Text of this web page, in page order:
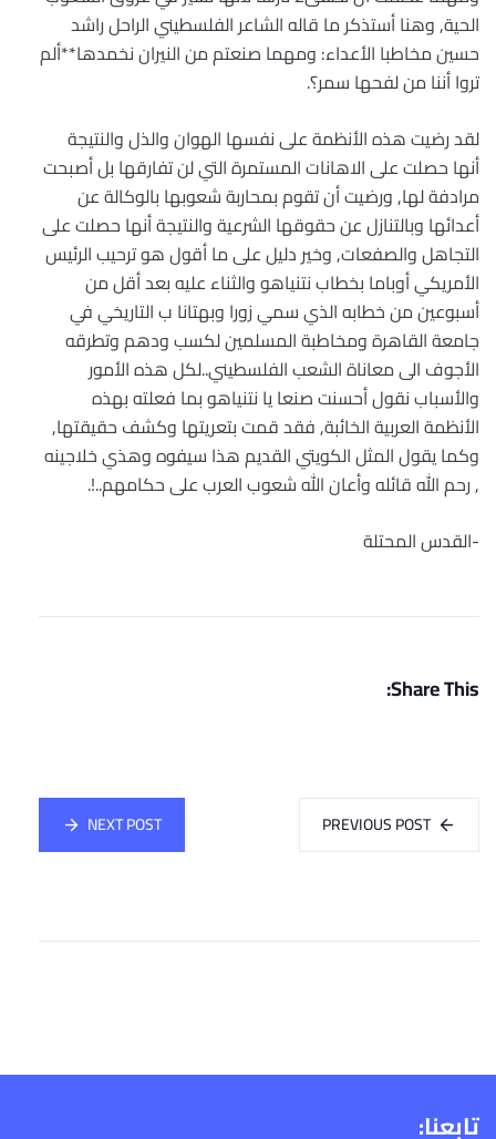
الحية, وهنا أستذكر ما قاله الشاعر الفلسطيني الراحل راشد
حسين مخاطبا الأعداء: ومهما صنعتم من النيران نخمدها**ألم
تروا أننا من لفحها سمر؟.
لقد رضيت هذه الأنظمة على نفسها الهوان والذل والنتيجة
أنها حصلت على الاهانات المستمرة التي لن تفارقها بل أصبحت
مرادفة لها, ورضيت أن تقوم بمحاربة شعوبها بالوكالة عن
أعدائها وبالتنازل عن حقوقها الشرعية والنتيجة أنها حصلت على
التجاهل والصفعات, وخير دليل على ما أقول هو ترحيب الرئيس
الأمريكي أوباما بخطاب نتنياهو والثناء عليه بعد أقل من
أسبوعين من خطابه الذي سمي زورا وبهتانا ب التاريخي في
جامعة القاهرة ومخاطبة المسلمين لكسب ودهم وتطرقه
الأجوف الى معاناة الشعب الفلسطيني..لكل هذه الأمور
والأسباب نقول أحسنت صنعا يا نتنياهو بما فعلته بهذه
الأنظمة العربية الخائبة, فقد قمت بتعريتها وكشف حقيقتها,
وكما يقول المثل الكويتي القديم هذا سيفوه وهذي خلاجينه
, رحم الله قائله وأعان الله شعوب العرب على حكامهم..!.
-القدس المحتلة
Share This:
PREVIOUS POST
NEXT POST
تابعنا: